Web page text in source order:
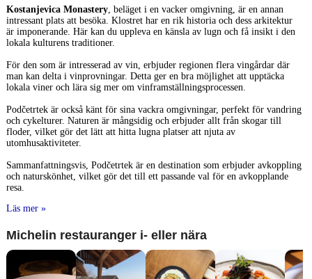
Kostanjevica Monastery, beläget i en vacker omgivning, är en annan
intressant plats att besöka. Klostret har en rik historia och dess arkitektur
är imponerande. Här kan du uppleva en känsla av lugn och få insikt i den
lokala kulturens traditioner.
För den som är intresserad av vin, erbjuder regionen flera vingårdar där
man kan delta i vinprovningar. Detta ger en bra möjlighet att upptäcka
lokala viner och lära sig mer om vinframställningsprocessen.
Podčetrtek är också känt för sina vackra omgivningar, perfekt för vandring
och cykelturer. Naturen är mångsidig och erbjuder allt från skogar till
floder, vilket gör det lätt att hitta lugna platser att njuta av
utomhusaktiviteter.
Sammanfattningsvis, Podčetrtek är en destination som erbjuder avkoppling
och naturskönhet, vilket gör det till ett passande val för en avkopplande
resa.
Läs mer »
Michelin restauranger i- eller nära